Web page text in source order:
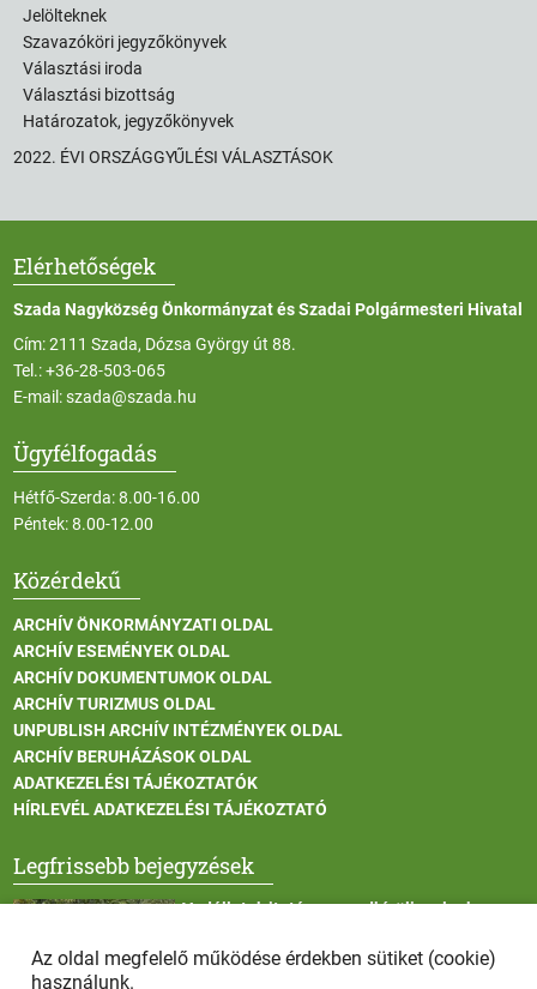
Jelölteknek
Szavazóköri jegyzőkönyvek
Választási iroda
Választási bizottság
Határozatok, jegyzőkönyvek
2022. ÉVI ORSZÁGGYŰLÉSI VÁLASZTÁSOK
Elérhetőségek
Szada Nagyközség Önkormányzat és Szadai Polgármesteri Hivatal
Cím: 2111 Szada, Dózsa György út 88.
Tel.:+36-28-503-065
E-mail:szada@szada.hu
Ügyfélfogadás
Hétfő-Szerda: 8.00-16.00
Péntek: 8.00-12.00
Közérdekű
ARCHÍV ÖNKORMÁNYZATI OLDAL
ARCHÍV ESEMÉNYEK OLDAL
ARCHÍV DOKUMENTUMOK OLDAL
ARCHÍV TURIZMUS OLDAL
UNPUBLISH ARCHÍV INTÉZMÉNYEK OLDAL
ARCHÍV BERUHÁZÁSOK OLDAL
ADATKEZELÉSI TÁJÉKOZTATÓK
HÍRLEVÉL ADATKEZELÉSI TÁJÉKOZTATÓ
Legfrissebb bejegyzések
Vadállatok itatása a rendkívüli melegben
Az oldal megfelelő működése érdekben sütiket (cookie)
használunk.